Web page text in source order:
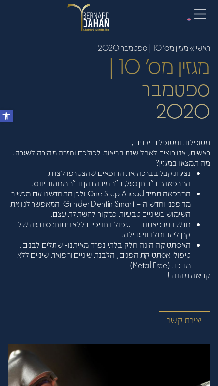
פתח
ראשי »מגזין מס' 10 | ספטמבר 2020
מגזין מס' 10 |
ספטמבר
2020
מטופלות ומטופלים יקרים,
ראשית, אנו רוצים לאחל שנת בריאות לכולכם וחזרה מהירה לשגרה.
מה תמצאו במגזין?
נציג ונקבל בברכה את הרופאים שהצטרפו לצוות
המרפאה: ד"ר חן סגל, ד"ר מירה רוזן וד"ר מחמוד יונס.
המרפאה תמיד One Step Ahead ולכן התחדשנו עם מכשיר
מהפכני וחדש ה – Grinder Dentin Smart המאפשר לנו את
השימוש בשיניים טבעיות כמקור להשתלת עצם.
חדש במרפאתנו – טיפול בחניכיים ללא ניתוח: סינרגיה של
קרן לייזר וחלבוני גדילה.
האסתטיקה הינה חלק בלתי נפרד מאיתנו- שתלים לבנים,
טיפולי אסתטיקת הפנים, הלבנת שיניים ורפואת שיניים ללא
מתכת (Metal Free)
קריאה מהנה !
יצירת קשר